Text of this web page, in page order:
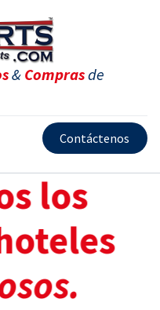
& Comprasde
Contáctenos
los